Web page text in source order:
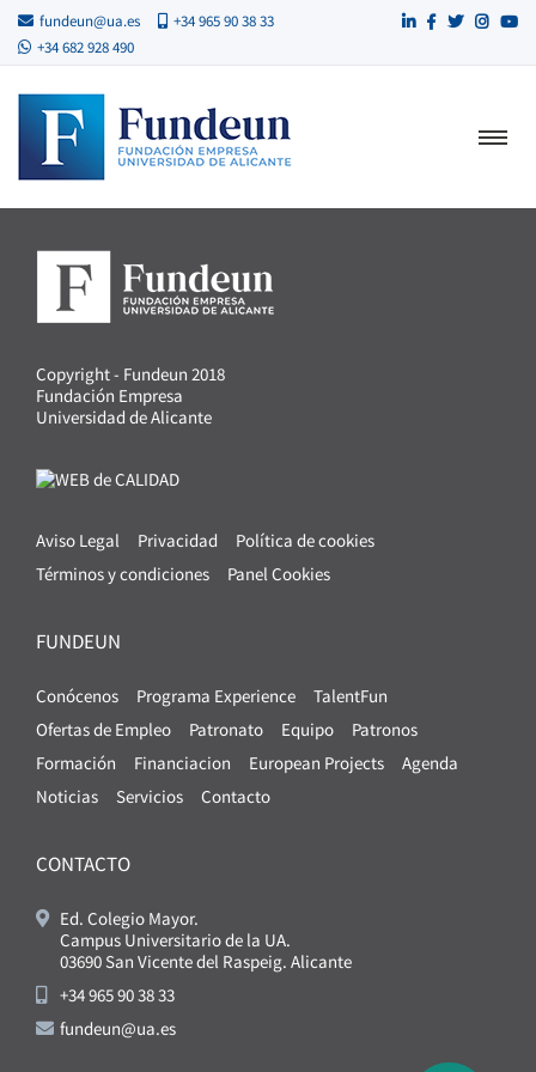
fundeun@ua.es
+34 965 90 38 33
+34 682 928 490
Copyright - Fundeun 2018
Fundación Empresa
Universidad de Alicante
Aviso Legal Privacidad
Política de cookies
Términos y condiciones
Panel Cookies
FUNDEUN
Conócenos Programa Experience
TalentFun
Ofertas de Empleo
Patronato Equipo
Patronos
Formación
Financiacion European Projects
Agenda
Noticias
Servicios Contacto
CONTACTO
Ed. Colegio Mayor.
Campus Universitario de la UA.
03690 San Vicente del Raspeig. Alicante
+34 965 90 38 33
fundeun@ua.es